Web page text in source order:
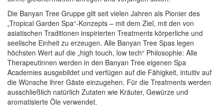
Die Banyan Tree Gruppe gilt seit vielen Jahren als Pionier des
„Tropical Garden Spa“-Konzepts – mit dem Ziel, mit den von
asiatischen Traditionen inspirierten Treatments körperliche und
seelische Einheit zu erzeugen. Alle Banyan Tree Spas legen
höchsten Wert auf die „high touch, low tech“ Philosophie: Alle
Therapeutinnen werden in den Banyan Tree eigenen Spa
Academies ausgebildet und verfügen auf die Fähigkeit, intuitiv auf
die Wünsche ihrer Gäste einzugehen. Für die Treatments werden
ausschließlich natürlich Zutaten wie Kräuter, Gewürze und
aromatisierte Öle verwendet.